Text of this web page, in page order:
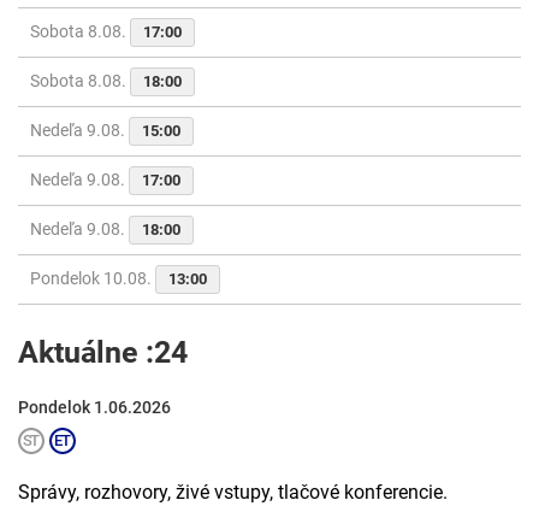
Sobota 8.08. 17:00
Sobota 8.08. 18:00
Nedeľa 9.08. 15:00
Nedeľa 9.08. 17:00
Nedeľa 9.08. 18:00
Pondelok 10.08. 13:00
Aktuálne :24
Pondelok 1.06.2026
Správy, rozhovory, živé vstupy, tlačové konferencie.